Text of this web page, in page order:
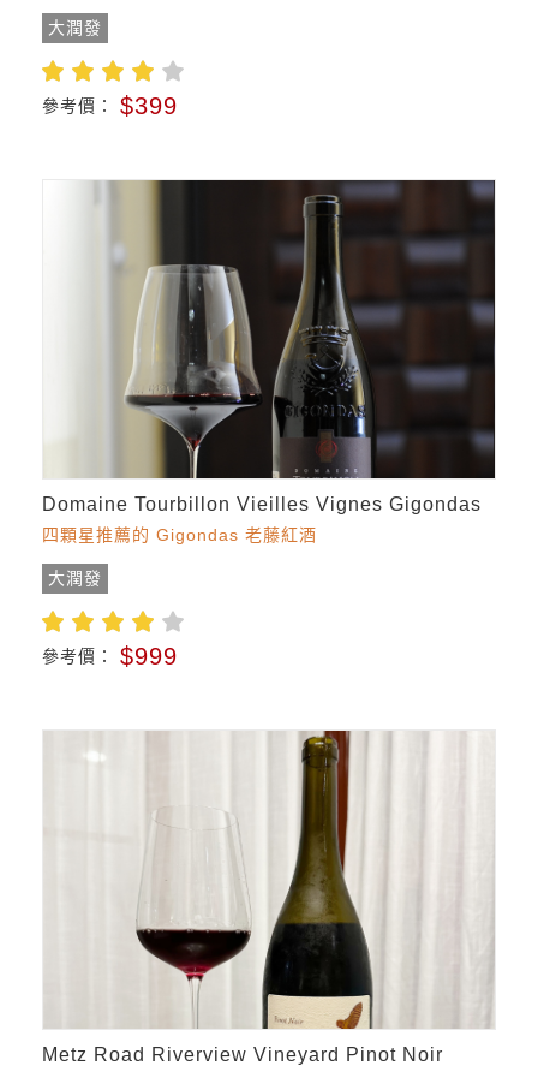
大潤發
參考價： $399
Domaine Tourbillon Vieilles Vignes Gigondas
四顆星推薦的 Gigondas 老藤紅酒
大潤發
參考價： $999
Metz Road Riverview Vineyard Pinot Noir